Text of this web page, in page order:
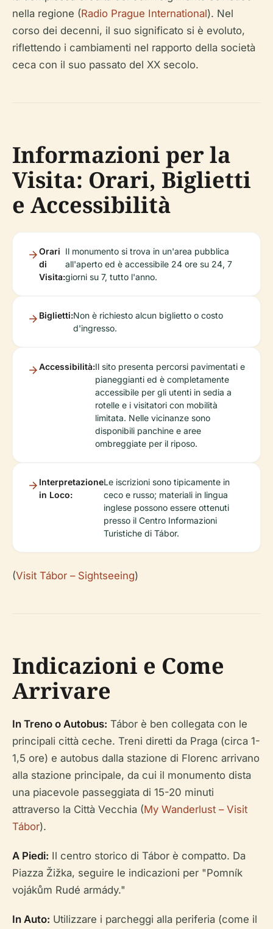
nella regione (Radio Prague International). Nel
corso dei decenni, il suo significato si è evoluto,
riflettendo i cambiamenti nel rapporto della società
ceca con il suo passato del XX secolo.
Informazioni per la
Visita: Orari, Biglietti
e Accessibilità
Orari
di
Visita:
Il monumento si trova in un'area pubblica
all'aperto ed è accessibile 24 ore su 24, 7
giorni su 7, tutto l'anno.
Biglietti:Non è richiesto alcun biglietto o costo
d'ingresso.
Accessibilità:Il sito presenta percorsi pavimentati e
pianeggianti ed è completamente
accessibile per gli utenti in sedia a
rotelle e i visitatori con mobilità
limitata. Nelle vicinanze sono
disponibili panchine e aree
ombreggiate per il riposo.
Interpretazione
in Loco:
Le iscrizioni sono tipicamente in
ceco e russo; materiali in lingua
inglese possono essere ottenuti
presso il Centro Informazioni
Turistiche di Tábor.
(Visit Tábor – Sightseeing)
Indicazioni e Come
Arrivare
In Treno o Autobus: Tábor è ben collegata con le
principali città ceche. Treni diretti da Praga (circa 1-
1,5 ore) e autobus dalla stazione di Florenc arrivano
alla stazione principale, da cui il monumento dista
una piacevole passeggiata di 15-20 minuti
attraverso la Città Vecchia (My Wanderlust – Visit
Tábor).
A Piedi: Il centro storico di Tábor è compatto. Da
Piazza Žižka, seguire le indicazioni per "Pomník
vojákům Rudé armády."
In Auto: Utilizzare i parcheggi alla periferia (come il